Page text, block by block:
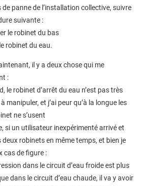
de panne de l’installation collective, suivre
suivante :
le robinet du bas
robinet du eau.
il y a deux chose qui me
:
le robinet d’arrêt du eau n’est pas très
manipuler, et j’ai peur qu’à la longue les
ne s’usent
si un utilisateur inexpérimenté arrivé et
deux robinets en même temps, et bien je
cas de figure :
dans le circuit d’eau froide est plus
dans le circuit d’eau chaude, il va y avoir